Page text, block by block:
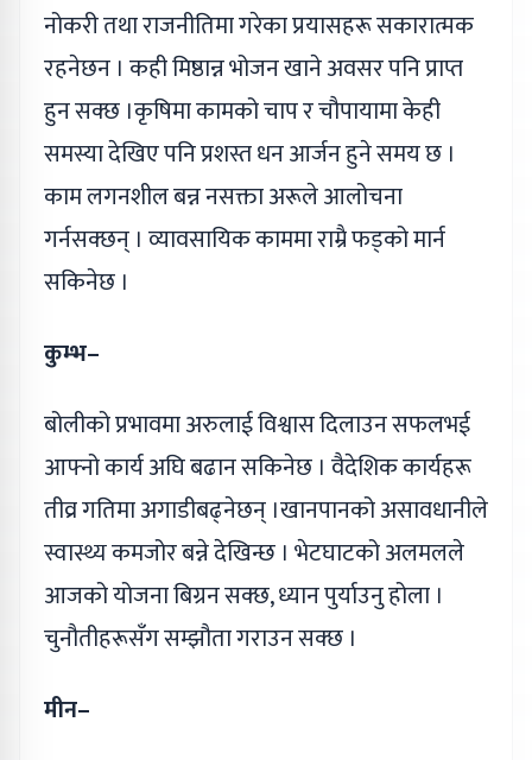
नोकरी तथा राजनीतिमा गरेका प्रयासहरू सकारात्मक
रहनेछन । कही मिष्ठान्न भोजन खाने अवसर पनि प्राप्त
हुन सक्छ ।कृषिमा कामको चाप र चौपायामा केही
समस्या देखिए पनि प्रशस्त धन आर्जन हुने समय छ ।
काम लगनशील बन्न नसक्ता अरूले आलोचना
गर्नसक्छन् । व्यावसायिक काममा राम्रै फड्को मार्न
सकिनेछ ।
कुम्भ–
बोलीको प्रभावमा अरुलाई विश्वास दिलाउन सफलभई
आफ्नो कार्य अघि बढान सकिनेछ । वैदेशिक कार्यहरू
तीव्र गतिमा अगाडीबढ्नेछन् ।खानपानको असावधानीले
स्वास्थ्य कमजोर बन्ने देखिन्छ । भेटघाटको अलमलले
आजको योजना बिग्रन सक्छ, ध्यान पुर्याउनु होला ।
चुनौतीहरूसँग सम्झौता गराउन सक्छ ।
मीन–